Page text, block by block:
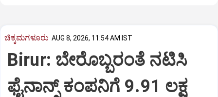
ಚಿಕ್ಕಮಗಳೂರು AUG 8, 2026, 11:54 AM IST
Birur: ಬೇರೊಬ್ಬರಂತೆ ನಟಿಸಿ
ಫೈನಾನ್ಸ್ ಕಂಪನಿಗೆ 9.91 ಲಕ್ಷ